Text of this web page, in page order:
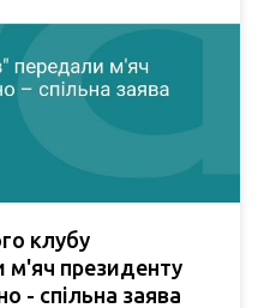
клубу
президенту
- спільна заява